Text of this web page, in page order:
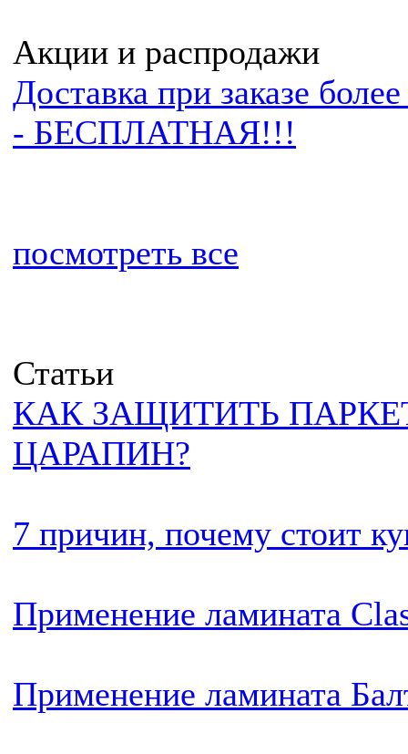
Акции и распродажи
Доставка при заказе
- БЕСПЛАТНАЯ!!!
посмотреть все
Статьи
КАК ЗАЩИТИТЬ
ЦАРАПИН?
7 причин, почему стоит
Применение ламината
Применение ламината